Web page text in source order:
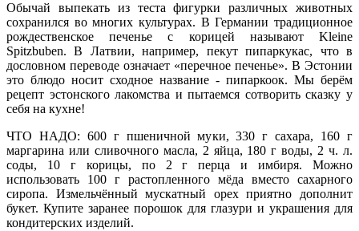
Обычай выпекать из теста фигурки различных животных
сохранился во многих культурах. В Германии традиционное
рождественское печенье с корицей называют Kleine
Spitzbuben. В Латвии, например, пекут пипаркукас, что в
дословном переводе означает «перечное печенье». В Эстонии
это блюдо носит сходное название - пипаркоок. Мы берём
рецепт эстонского лакомства и пытаемся сотворить сказку у
себя на кухне!
ЧТО НАДО: 600 г пшеничной муки, 330 г сахара, 160 г
маргарина или сливочного масла, 2 яйца, 180 г воды, 2 ч. л.
соды, 10 г корицы, по 2 г перца и имбиря. Можно
использовать 100 г растопленного мёда вместо сахарного
сиропа. Измельчённый мускатный орех приятно дополнит
букет. Купите заранее порошок для глазури и украшения для
кондитерских изделий.